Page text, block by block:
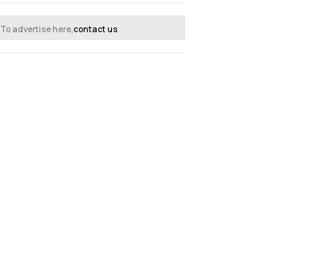
To advertise here, contact us